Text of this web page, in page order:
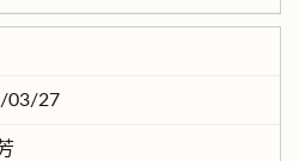
03/27